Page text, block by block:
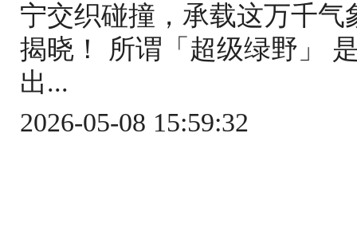
宁交织碰撞，承载这万千
揭晓！ 所谓「超级绿野」
出...
2026-05-08 15:59:32